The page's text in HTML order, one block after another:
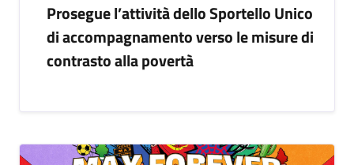
Prosegue l’attività dello Sportello Unico
di accompagnamento verso le misure di
contrasto alla povertà